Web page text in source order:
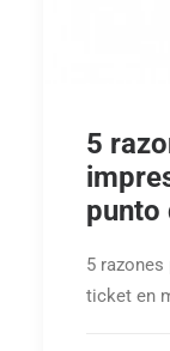
5
punto
5
ticket en